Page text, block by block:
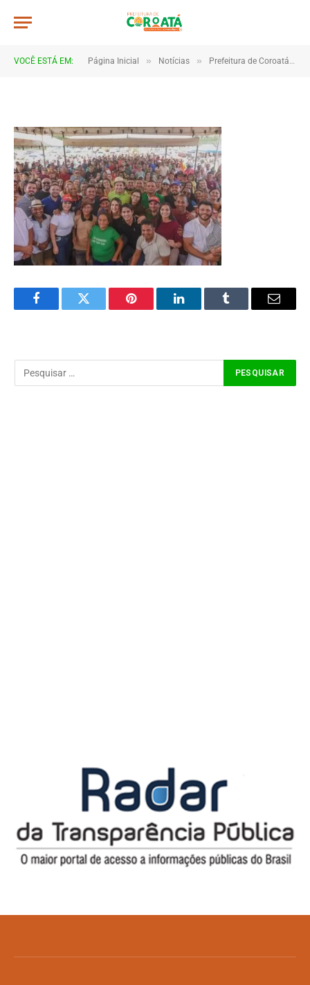
VOCÊ ESTÁ EM: Página Inicial » Notícias » Prefeitura de Coroatá leva obras e saúde ao povoado Fazendinha
22
FacebookTwitter Pinterest LinkedInTumblr Email